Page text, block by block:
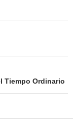
Tiempo Ordinario